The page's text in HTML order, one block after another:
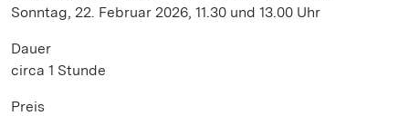
Sonntag, 22. Februar 2026, 11.30 und 13.00 Uhr
Dauer
circa 1 Stunde
Preis